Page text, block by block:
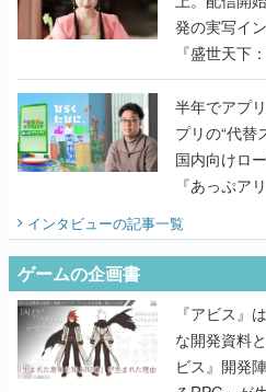
発の実写イ
『盛世天下
うこだわり
半年でアプリス
プリの“代替
国内向けロ
『あっぷア
インタビューの記事一覧
ゲームの企画書
『アビス』
な開発資料
ビス』開発